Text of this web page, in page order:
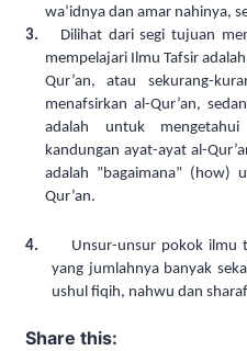
wa’idnya dan amar nahinya,
3.
Dilihat dari segi tujuan
mempelajari Ilmu Tafsir
Qur’an, atau sekurang-
menafsirkan al-Qur’an,
adalah untuk
kandungan ayat-ayat al-
adalah ”bagaimana” (how)
Qur’an.
4.
Unsur-unsur pokok ilmu
yang jumlahnya banyak
ushul fiqih, nahwu dan
Share this: